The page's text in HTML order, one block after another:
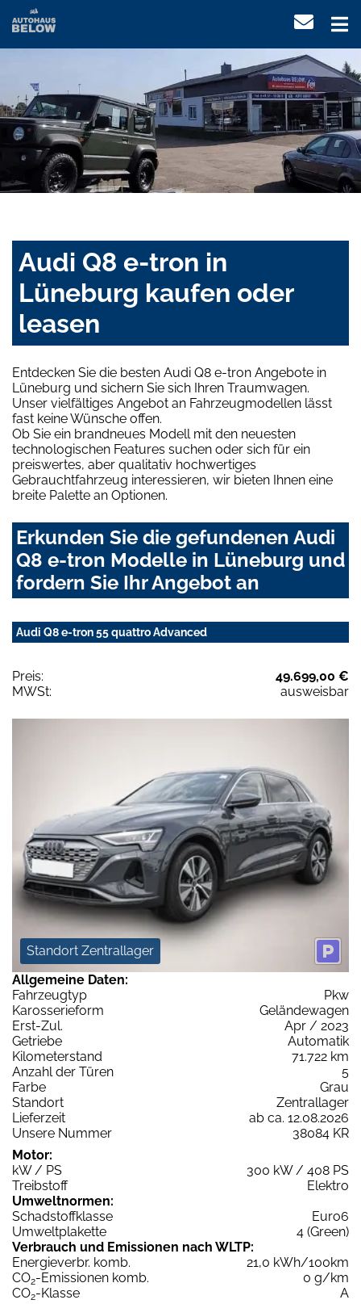
Audi Q8 e-tron in
Lüneburg kaufen oder
leasen
Entdecken Sie die besten Audi Q8 e-tron Angebote in
Lüneburg und sichern Sie sich Ihren Traumwagen.
Unser vielfältiges Angebot an Fahrzeugmodellen lässt
fast keine Wünsche offen.
Ob Sie ein brandneues Modell mit den neuesten
technologischen Features suchen oder sich für ein
preiswertes, aber qualitativ hochwertiges
Gebrauchtfahrzeug interessieren, wir bieten Ihnen eine
breite Palette an Optionen.
Erkunden Sie die gefundenen Audi
Q8 e-tron Modelle in Lüneburg und
fordern Sie Ihr Angebot an
Audi Q8 e-tron 55 quattro Advanced
Preis:
49.699,00 €
MWSt:
ausweisbar
Standort Zentrallager
Allgemeine Daten:
Fahrzeugtyp
Pkw
Karosserieform
Geländewagen
Erst-Zul.
Apr / 2023
Getriebe
Automatik
Kilometerstand
71.722 km
Anzahl der Türen
5
Farbe
Grau
Standort
Zentrallager
Lieferzeit
ab ca. 12.08.2026
Unsere Nummer
38084 KR
Motor:
kW / PS
300 kW / 408 PS
Treibstoff
Elektro
Umweltnormen:
Schadstoffklasse
Euro6
Umweltplakette
4 (Green)
Verbrauch und Emissionen nach WLTP:
Energieverbr. komb.
21,0 kWh/100km
CO2-Emissionen komb.
0 g/km
CO2-Klasse
A